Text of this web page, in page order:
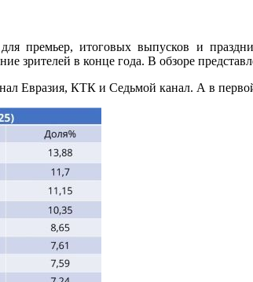
премьер, итоговых выпусков и
зрителей в конце года. В обзоре
Евразия, КТК и Седьмой канал. А в